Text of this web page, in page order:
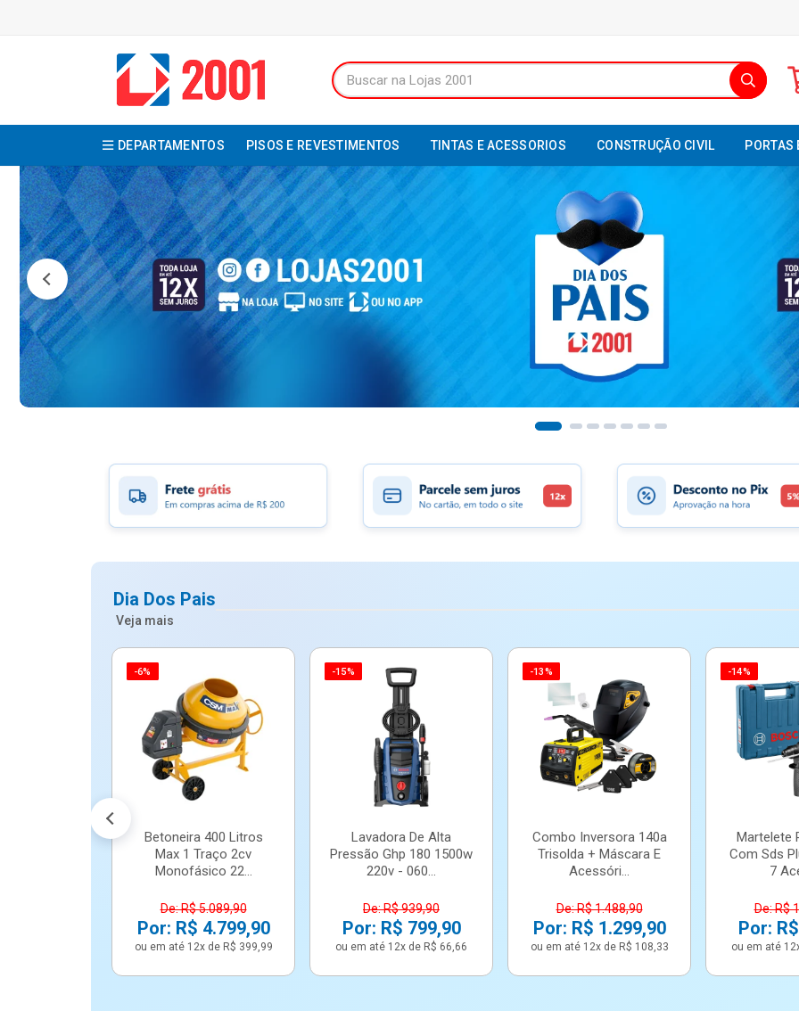
DEPARTAMENTOS PISOS E REVESTIMENTOS TINTAS E ACESSORIOS CONSTRUÇÃO CIVIL PORTAS
Dia Dos Pais
Veja mais
-6%
Betoneira 400 Litros
Max 1 Traço 2cv
Monofásico 22...
De: R$ 5.089,90
Por: R$ 4.799,90
ou em até 12x de R$ 399,99
-15%
Lavadora De Alta
Pressão Ghp 180 1500w
220v - 060...
De: R$ 939,90
Por: R$ 799,90
ou em até 12x de R$ 66,66
-13%
Combo Inversora 140a
Trisolda + Máscara E
Acessóri...
De: R$ 1.488,90
Por: R$ 1.299,90
ou em até 12x de R$ 108,33
-14%
Martelete
Com Sds
7
De: R$
Por:
ou em até